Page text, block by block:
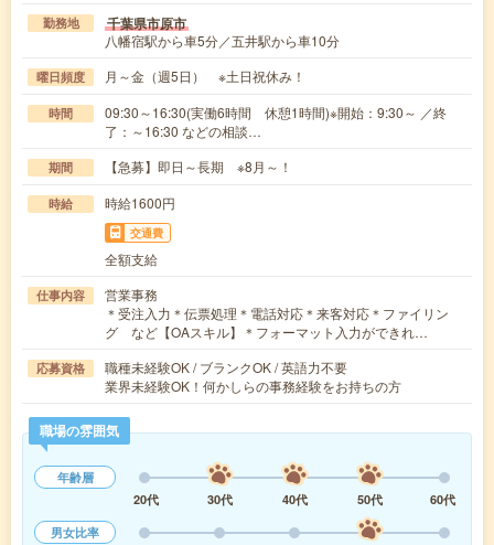
勤務地 千葉県市原市
八幡宿駅から車5分／五井駅から車10分
曜日頻度 月～金（週5日） ※土日祝休み！
時間
09:30～16:30(実働6時間 休憩1時間)※開始：9:30～ ／終
了：～16:30 などの相談…
期間 【急募】即日～長期 ※8月～！
時給 時給1600円
交通費
全額支給
仕事内容
営業事務
＊受注入力＊伝票処理＊電話対応＊来客対応＊ファイリン
グ など【OAスキル】＊フォーマット入力ができれ…
応募資格
職種未経験OK / ブランクOK / 英語力不要
業界未経験OK！何かしらの事務経験をお持ちの方
職場の雰囲気
年齢層
20代
30代 40代 50代
60代
男女比率